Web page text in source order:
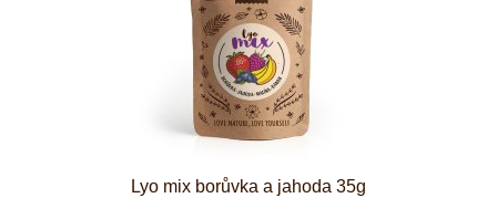
Lyo mix borůvka a jahoda 35g